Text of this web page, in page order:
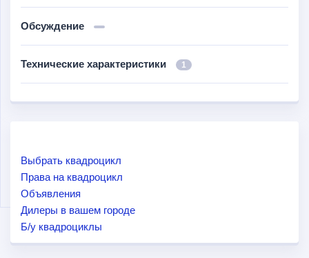
Обсуждение
Технические характеристики 1
Выбрать квадроцикл
Права на квадроцикл
Объявления
Дилеры в вашем городе
Б/у квадроциклы